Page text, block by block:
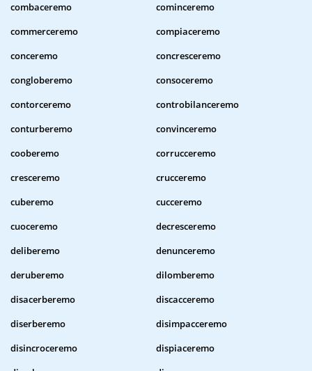
combaceremo
cominceremo
commerceremo
compiaceremo
conceremo
concresceremo
congloberemo
consoceremo
contorceremo
controbilanceremo
conturberemo
convinceremo
cooberemo
corrucceremo
cresceremo
crucceremo
cuberemo
cucceremo
cuoceremo
decresceremo
deliberemo
denunceremo
deruberemo
dilomberemo
disacerberemo
discacceremo
diserberemo
disimpacceremo
disincroceremo
dispiaceremo